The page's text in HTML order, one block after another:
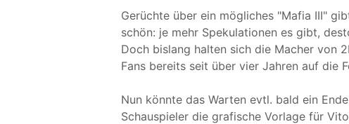
Gerüchte über ein mögliches "Mafia III"
schön: je mehr Spekulationen es gibt,
Doch bislang halten sich die Macher von
Fans bereits seit über vier Jahren auf die
Nun könnte das Warten evtl. bald ein
Schauspieler die grafische Vorlage für